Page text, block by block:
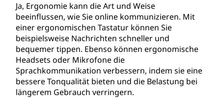
Ja, Ergonomie kann die Art und Weise
beeinflussen, wie Sie online kommunizieren. Mit
einer ergonomischen Tastatur können Sie
beispielsweise Nachrichten schneller und
bequemer tippen. Ebenso können ergonomische
Headsets oder Mikrofone die
Sprachkommunikation verbessern, indem sie eine
bessere Tonqualität bieten und die Belastung bei
längerem Gebrauch verringern.